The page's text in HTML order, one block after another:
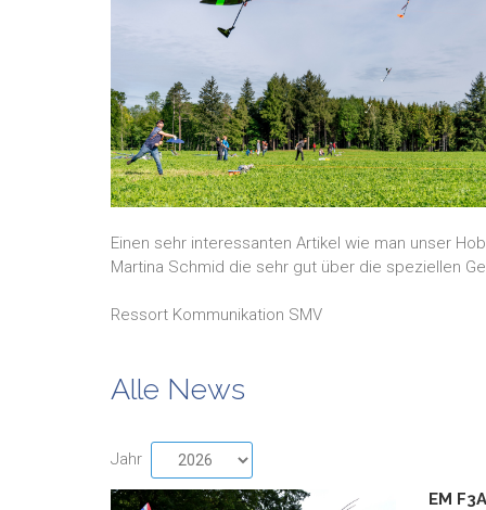
Einen sehr interessanten Artikel wie man unser
Martina Schmid die sehr gut über die speziellen
Ressort Kommunikation SMV
Alle News
Jahr
EM